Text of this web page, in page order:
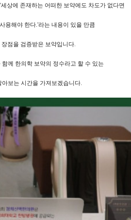
상에 존재하는 어떠한 보약에도 차도가 없다면
용해야 한다.'라는 내용이 있을 만큼
점을 검증받은 보약입니다.
께 한의학 보약의 정수라고 할 수 있는
아보는 시간을 가져보겠습니다.